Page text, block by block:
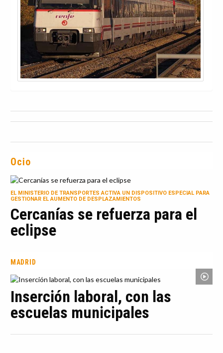
Ocio
EL MINISTERIO DE TRANSPORTES ACTIVA UN DISPOSITIVO ESPECIAL PARA
GESTIONAR EL AUMENTO DE DESPLAZAMIENTOS
Cercanías se refuerza para el
eclipse
MADRID
Inserción laboral, con las
escuelas municipales